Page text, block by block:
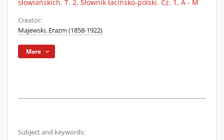
słowiańskich. T. 2, Słownik łacińsko-polski. Cz. 1, A - M
Creator:
Majewski, Erazm (1858-1922)
More
Subject and keywords: